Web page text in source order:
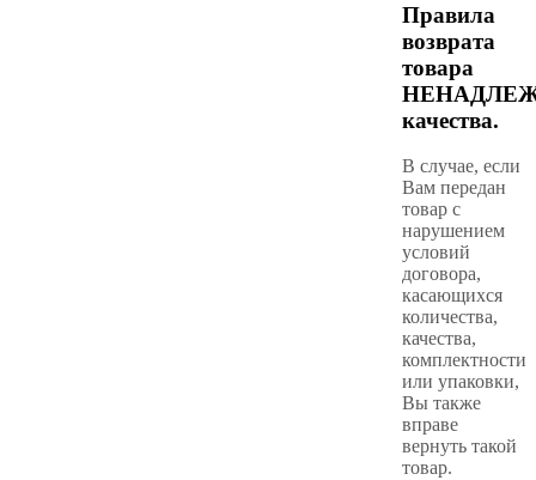
Правила
возврата
товара
качества.
В случае, если
Вам передан
товар с
нарушением
условий
договора,
касающихся
количества,
качества,
комплектности
или упаковки,
Вы также
вправе
вернуть такой
товар.